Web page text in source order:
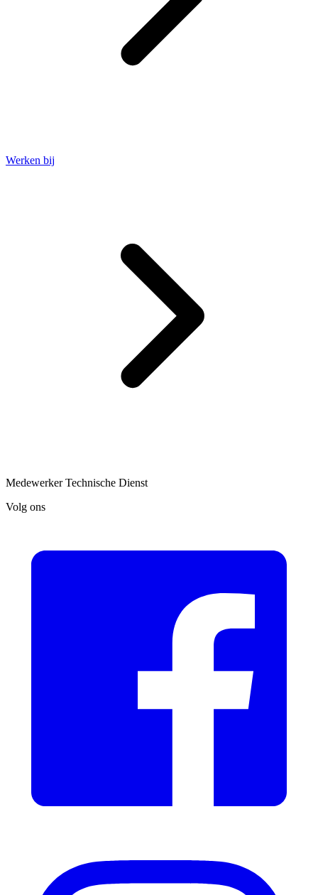
Werken bij
Medewerker Technische Dienst
Volg ons